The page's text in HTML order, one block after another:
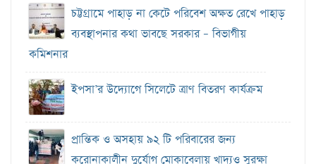
চট্টগ্রামে পাহাড় না কেটে পরিবেশ অক্ষত রেখে পাহাড়
ব্যবস্থাপনার কথা ভাবছে সরকার – বিভাগীয়
কমিশনার
ইপসা’র উদ্যোগে সিলেটে ত্রাণ বিতরণ কার্যক্রম
প্রান্তিক ও অসহায় ৯২ টি পরিবারের জন্য
করোনাকালীন দুর্যোগ মোকাবেলায় খাদ্যও সুরক্ষা